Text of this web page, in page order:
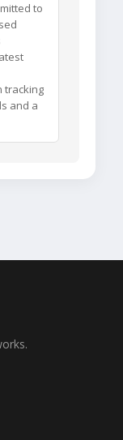
to
tracking
and a